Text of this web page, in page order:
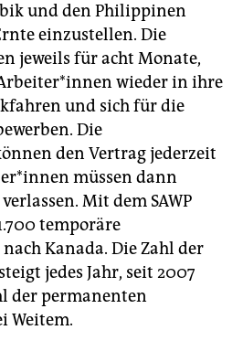
und den Philippinen
einzustellen. Die
jeweils für acht Monate,
wieder in ihre
und sich für die
Die
den Vertrag jederzeit
müssen dann
Mit dem SAWP
temporäre
Kanada. Die Zahl der
jedes Jahr, seit 2007
der permanenten
Weitem.